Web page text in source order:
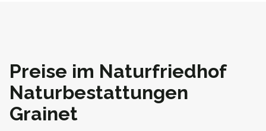
Preise im Naturfriedhof
Naturbestattungen
Grainet